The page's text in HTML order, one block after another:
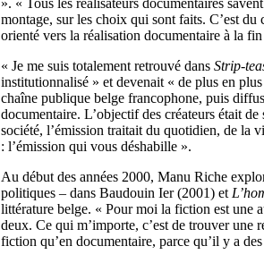
». « Tous les réalisateurs documentaires
montage, sur les choix qui sont faits. C’est
orienté vers la réalisation documentaire à la
« Je me suis totalement retrouvé dansStrip-
institutionnalisé » et devenait « de plus en
chaîne publique belge francophone, puis
documentaire. L’objectif des créateurs était
société, l’émission traitait du quotidien, de la
: l’émission qui vous déshabille ».
Au début des années 2000, Manu Riche
politiques – dans Baudouin Ier (2001) et
littérature belge. « Pour moi la fiction est une
deux. Ce qui m’importe, c’est de trouver
fiction qu’en documentaire, parce qu’il y a